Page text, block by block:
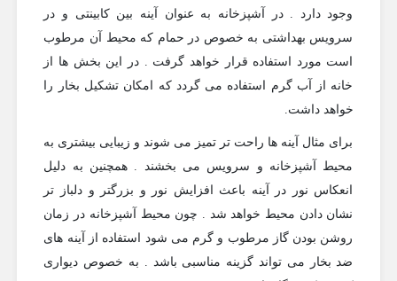
وجود دارد . در آشپزخانه به عنوان آینه بین کابینتی و در
سرویس بهداشتی به خصوص در حمام که محیط آن مرطوب
است مورد استفاده قرار خواهد گرفت . در این بخش ها از
خانه از آب گرم استفاده می گردد که امکان تشکیل بخار را
خواهد داشت.
برای مثال آینه ها راحت تر تمیز می شوند و زیبایی بیشتری به
محیط آشپزخانه و سرویس می بخشند . همچنین به دلیل
انعکاس نور در آینه باعث افزایش نور و بزرگتر و دلباز تر
نشان دادن محیط خواهد شد . چون محیط آشپزخانه در زمان
روشن بودن گاز مرطوب و گرم می شود استفاده از آینه های
ضد بخار می تواند گزینه مناسبی باشد . به خصوص دیواری